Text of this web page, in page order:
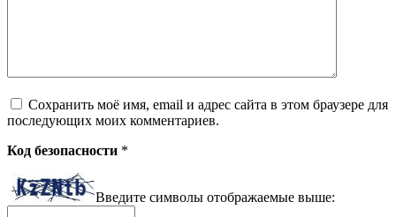
Сохранить моё имя, email и адрес сайта в этом браузере для
последующих моих комментариев.
Код безопасности *
Введите символы отображаемые выше: